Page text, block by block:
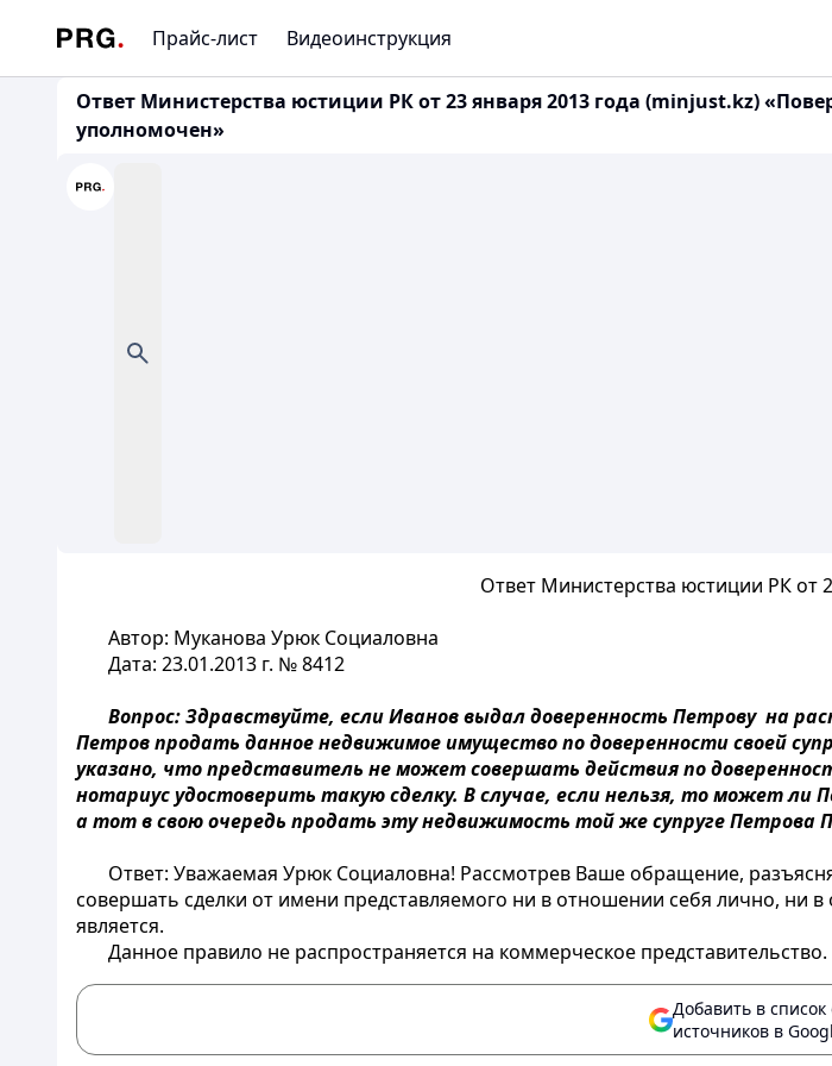
Прайс-лист Видеоинструкция
Ответ Министерства юстиции РК от 23 января 2013 года (minjust.kz)
уполномочен»
Ответ Министерства юстиции РК от
Автор: Муканова Урюк Социаловна
Дата: 23.01.2013 г. № 8412
Вопрос: Здравствуйте, если Иванов выдал доверенность Петрову на
Петров продать данное недвижимое имущество по доверенности своей
указано, что представитель не может совершать действия по
нотариус удостоверить такую сделку. В случае, если нельзя, то может ли
а тот в свою очередь продать эту недвижимость той же супруге Петрова
Ответ: Уважаемая Урюк Социаловна! Рассмотрев Ваше обращение,
совершать сделки от имени представляемого ни в отношении себя лично, ни
является.
Данное правило не распространяется на коммерческое представительство.
Добавить в
источников в